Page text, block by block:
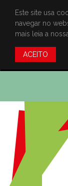
Este site usa
navegar no
mais leia a
ACEITO